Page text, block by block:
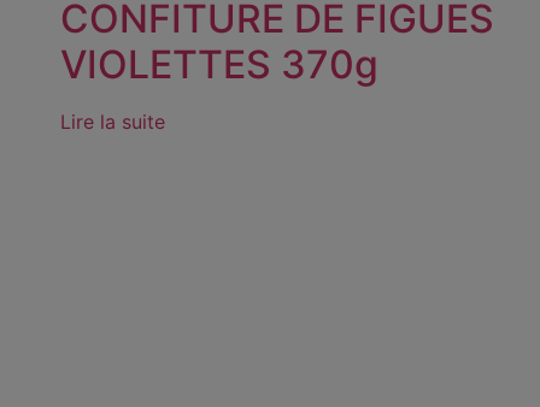
CONFITURE DE FIGUES
VIOLETTES 370g
Lire la suite